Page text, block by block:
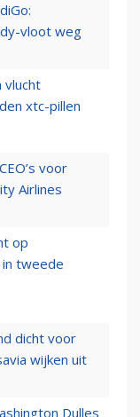
vloot weg
vlucht
xtc-pillen
voor
Airlines
op
in tweede
dicht voor
wijken uit
Dulles